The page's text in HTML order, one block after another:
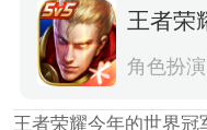
王者荣
角色扮演
王者荣耀今年的世界冠